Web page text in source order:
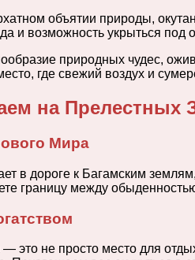
объятии природы,
и возможность укрыться
природных чудес,
где свежий воздух и
на Прелестных
Мира
в дороге к Багамским
границу между
— это не просто место для